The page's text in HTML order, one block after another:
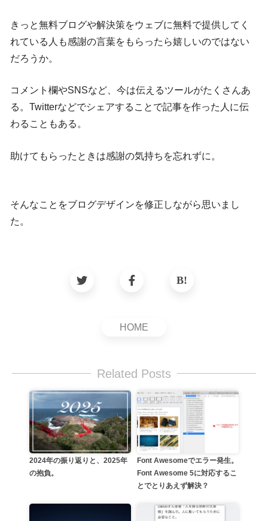
きっと無料ブログや解決策をウェブに無料で提供してく
れている人も感謝の言葉をもらったら嬉しいのではない
だろうか。
コメント欄やSNSなど、今は伝えるツールがたくさんあ
る。Twitterなどでシェアすることで記事を作った人に伝
わることもある。
助けてもらったときは感謝の気持ちを忘れずに。
そんなことをブログデザインを修正しながら思いまし
た。
HOME
Related Posts
2024年の振り返りと、2025年
の抱負。
Font Awesomeでエラー発生。
Font Awesome 5に対応するこ
とでとりあえず解決？